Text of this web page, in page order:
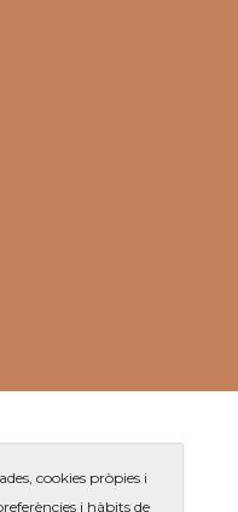
cookies pròpies i
i hàbits de